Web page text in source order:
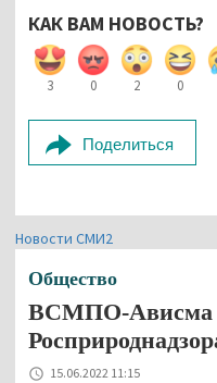
КАК ВАМ НОВОСТЬ?
3 0 2 0
Поделиться
Новости СМИ2
Общество
ВСМПО-Ависма
15.06.2022 11:15